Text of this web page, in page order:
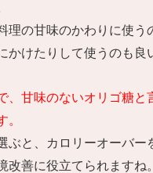
理の甘味のかわりに使う
かけたりして使うのも良
、甘味のないオリゴ糖と
。
ぶと、カロリーオーバー
改善に役立てられますね。